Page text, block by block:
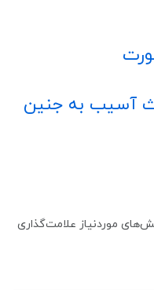
آسیب به جنین
موردنیاز علامت‌گذاری